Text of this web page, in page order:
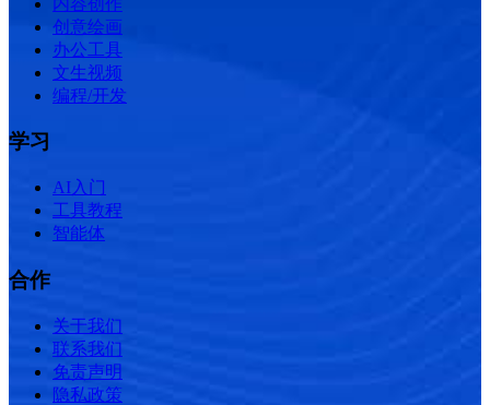
创意绘画
办公工具
文生视频
编程/开发
学习
AI入门
工具教程
智能体
合作
关于我们
联系我们
免责声明
隐私政策